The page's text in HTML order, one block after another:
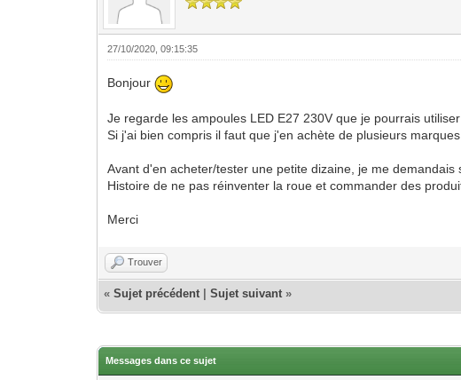
27/10/2020, 09:15:35
Bonjour
Je regarde les ampoules LED E27 230V que je pourrais
Si j'ai bien compris il faut que j'en achète de plusieurs
Avant d'en acheter/tester une petite dizaine, je me
Histoire de ne pas réinventer la roue et commander des
Merci
Trouver
«Sujet précédent |Sujet suivant »
Messages dans ce sujet